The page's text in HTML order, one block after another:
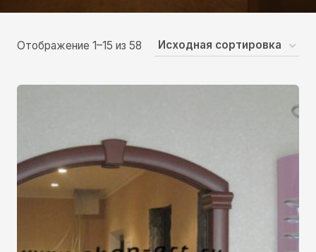
Отображение 1–15 из 58